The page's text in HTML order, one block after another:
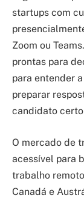
startups com
Zoom ou
prontas para
para entender
preparar
candidato
O mercado de
acessível para
trabalho
Canadá e